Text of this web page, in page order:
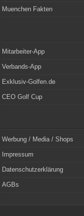
Muenchen Fakten
Mitarbeiter-App
Verbands-App
Exklusiv-Golfen.de
CEO Golf Cup
Werbung / Media / Shops
Impressum
Datenschutzerklärung
AGBs